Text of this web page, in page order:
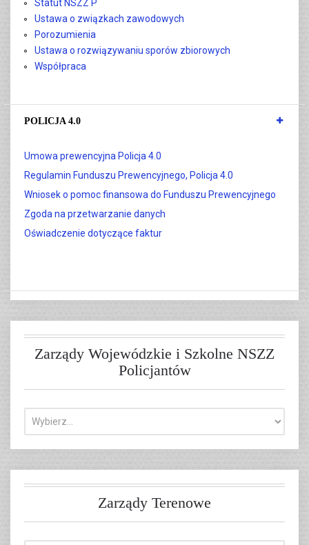
Statut NSZZ P
Ustawa o związkach zawodowych
Porozumienia
Ustawa o rozwiązywaniu sporów zbiorowych
Współpraca
POLICJA 4.0
Umowa prewencyjna Policja 4.0
Regulamin Funduszu Prewencyjnego, Policja 4.0
Wniosek o pomoc finansowa do Funduszu Prewencyjnego
Zgoda na przetwarzanie danych
Oświadczenie dotyczące faktur
Zarządy Wojewódzkie i Szkolne NSZZ
Policjantów
Zarządy Terenowe